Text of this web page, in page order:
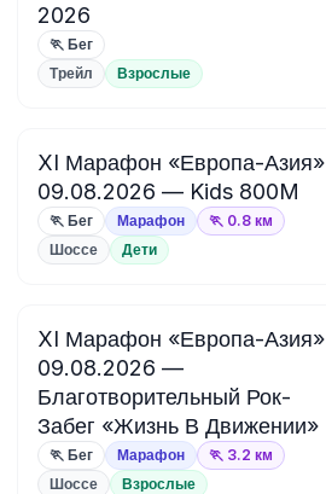
2026
🏃 Бег
Трейл Взрослые
XI Марафон «Европа-Азия»
09.08.2026 — Kids 800M
🏃 Бег Марафон 🏃 0.8 км
Шоссе Дети
XI Марафон «Европа-Азия»
09.08.2026 —
Благотворительный Рок-
Забег «Жизнь В Движении»
🏃 Бег Марафон 🏃 3.2 км
Шоссе Взрослые